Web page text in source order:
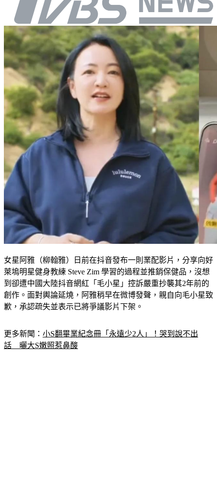
女星阿雅（柳翰雅）日前在抖音發布一則業配影片，分享向好
萊塢明星健身教練 Steve Zim 學習的過程並推銷保健品，沒想
到卻遭中國大陸抖音網紅「毛小星」控訴嚴重抄襲其2年前的
創作。面對輿論延燒，阿雅稍早在微博發聲，親自向毛小星致
更多新聞：小S翻畢業紀念冊「永遠少2人」！哭到說不出